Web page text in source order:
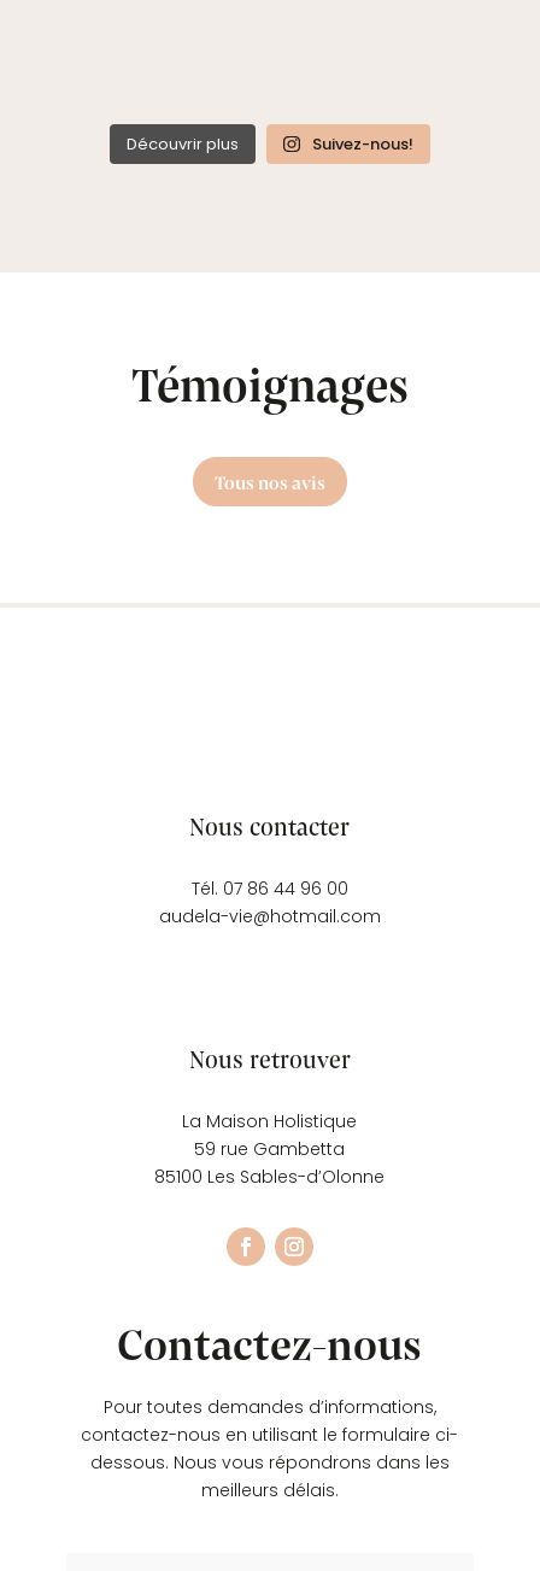
Découvrir plus Suivez-nous!
Témoignages
Tous nos avis
Nous contacter
Tél. 07 86 44 96 00
audela-vie@hotmail.com
Nous retrouver
La Maison Holistique
59 rue Gambetta
85100 Les Sables-d’Olonne
Contactez-nous
Pour toutes demandes d’informations,
contactez-nous en utilisant le formulaire ci-
dessous. Nous vous répondrons dans les
meilleurs délais.